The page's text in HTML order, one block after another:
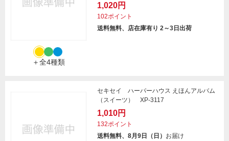
＋全4種類
1,020円
102ポイント
送料無料、店在庫有り 2～3日出荷
セキセイ ハーパーハウス えほんアルバム
（スイーツ） XP-3117
1,010円
132ポイント
送料無料、8月9日（日） お届け